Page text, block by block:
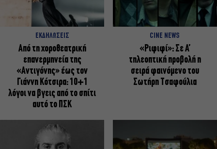
ΕΚΔΗΛΩΣΕΙΣ
Από τη χοροθεατρική
επανερμηνεία της
«Αντιγόνης» έως τον
Γιάννη Κότσιρα: 10+1
λόγοι να βγεις από το σπίτι
αυτό το ΠΣΚ
CINE NEWS
«Ριφιφί»: Σε Α’
τηλεοπτική προβολή η
σειρά φαινόμενο του
Σωτήρη Τσαφούλια